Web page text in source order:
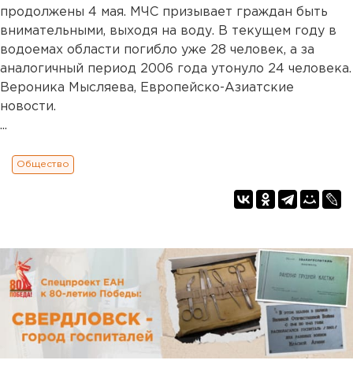
продолжены 4 мая. МЧС призывает граждан быть
внимательными, выходя на воду. В текущем году в
водоемах области погибло уже 28 человек, а за
аналогичный период 2006 года утонуло 24 человека.
Вероника Мысляева, Европейско-Азиатские
новости.
...
Общество